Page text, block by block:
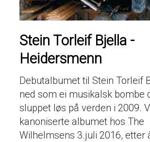
Stein Torleif Bjella -
Heidersmenn
Debutalbumet til Stein Torleif
ned som ei musikalsk bombe
sluppet løs på verden i 2009.
kanoniserte albumet hos The
Wilhelmsens 3.juli 2016, etter